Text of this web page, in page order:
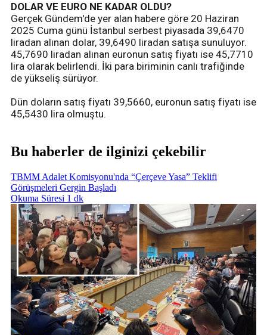
DOLAR VE EURO NE KADAR OLDU?
Gerçek Gündem'de yer alan habere göre 20 Haziran
2025 Cuma günü İstanbul serbest piyasada 39,6470
liradan alınan dolar, 39,6490 liradan satışa sunuluyor.
45,7690 liradan alınan euronun satış fiyatı ise 45,7710
lira olarak belirlendi. İki para biriminin canlı trafiğinde
de yükseliş sürüyor.
Dün doların satış fiyatı 39,5660, euronun satış fiyatı ise
45,5430 lira olmuştu.
Bu haberler de ilginizi çekebilir
TBMM Adalet Komisyonu'nda “Çerçeve Yasa” Teklifi
Görüşmeleri Gergin Başladı
Okuma Süresi 1 dk